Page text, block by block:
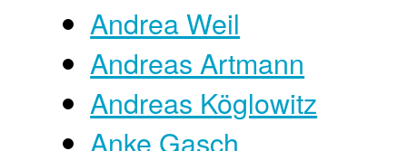
Andrea Weil
Andreas Artmann
Andreas Köglowitz
Anke Gasch